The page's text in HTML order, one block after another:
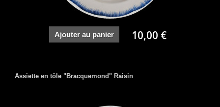
Ajouter au panier 10,00 €
Assiette en tôle "Bracquemond" Raisin